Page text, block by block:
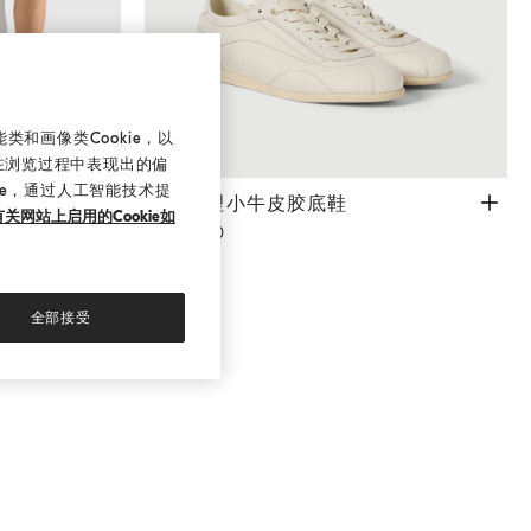
鹿皮纹理小牛皮胶底鞋 巴拿马色
鹿皮纹理小牛皮胶底鞋
¥11,500.00
类和画像类Cookie，以
览过程中表现出的偏
通过人工智能技术提
网站上启用的Cookie如
全部接受